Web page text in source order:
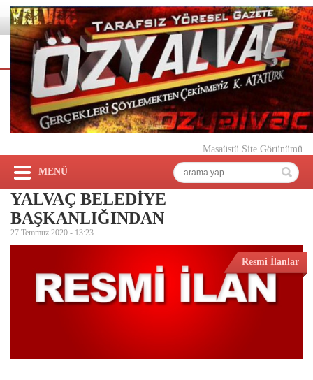
Masaüstü Site Görünümü
MENÜ
YALVAÇ BELEDİYE
BAŞKANLIĞINDAN
27 Temmuz 2020 - 13:23
Resmi İlanlar